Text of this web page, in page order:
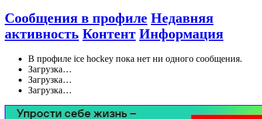
Сообщения в профиле Недавняя
активность Контент Информация
В профиле ice hockey пока нет ни одного сообщения.
Загрузка…
Загрузка…
Загрузка…